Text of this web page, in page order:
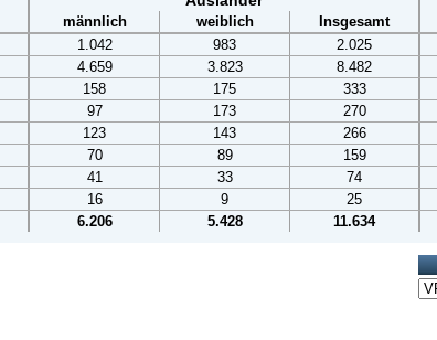
männlich weiblich Insgesamt
1.042 983 2.025
4.659 3.823 8.482
158 175 333
97 173 270
123 143 266
70 89 159
41 33 74
16 9 25
6.206 5.428 11.634